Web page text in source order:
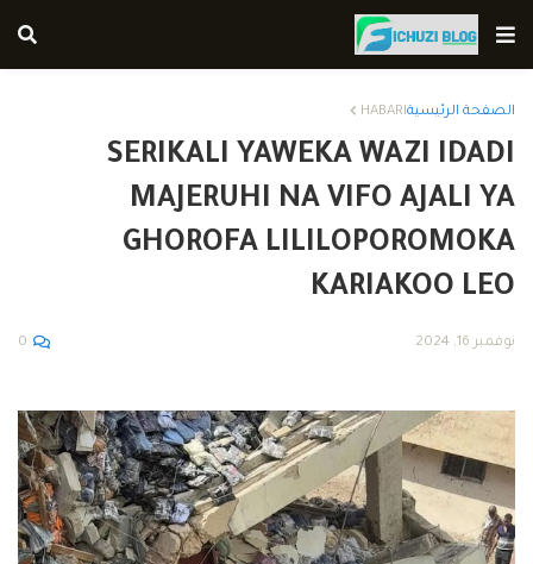
الصفحة الرئيسيةHABARI
SERIKALI YAWEKA WAZI IDADI
MAJERUHI NA VIFO AJALI YA
GHOROFA LILILOPOROMOKA
KARIAKOO LEO
نوفمبر 16, 2024 0